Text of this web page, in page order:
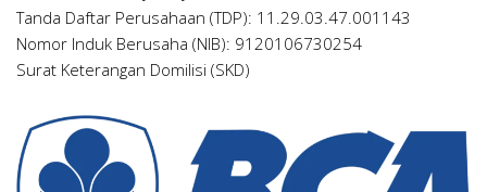
Tanda Daftar Perusahaan (TDP): 11.29.03.47.001143
Nomor Induk Berusaha (NIB): 9120106730254
Surat Keterangan Domilisi (SKD)